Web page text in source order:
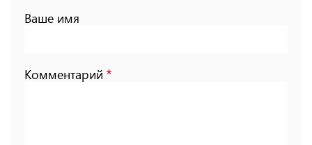
Ваше имя
Комментарий